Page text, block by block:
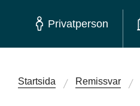
Privatperson
Startsida Remissvar